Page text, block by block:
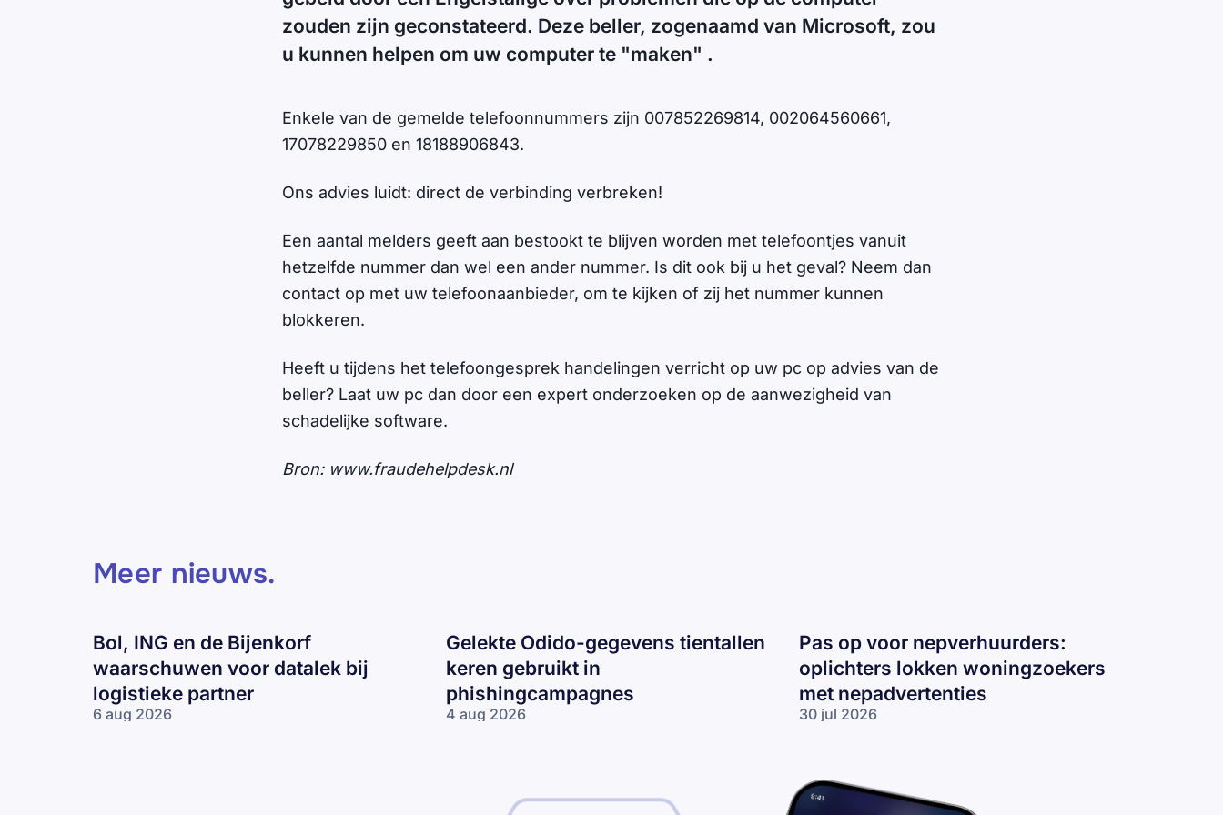
zouden zijn geconstateerd. Deze beller, zogenaamd van Microsoft, zou
u kunnen helpen om uw computer te "maken" .
Enkele van de gemelde telefoonnummers zijn 007852269814, 002064560661,
17078229850 en 18188906843.
Ons advies luidt: direct de verbinding verbreken!
Een aantal melders geeft aan bestookt te blijven worden met telefoontjes vanuit
hetzelfde nummer dan wel een ander nummer. Is dit ook bij u het geval? Neem dan
contact op met uw telefoonaanbieder, om te kijken of zij het nummer kunnen
blokkeren.
Heeft u tijdens het telefoongesprek handelingen verricht op uw pc op advies van de
beller? Laat uw pc dan door een expert onderzoeken op de aanwezigheid van
schadelijke software.
Bron: www.fraudehelpdesk.nl
Meer nieuws.
Bol, ING en de Bijenkorf
waarschuwen voor datalek bij
logistieke partner
6 aug 2026
Gelekte Odido-gegevens tientallen
keren gebruikt in
phishingcampagnes
4 aug 2026
Pas op voor nepverhuurders:
oplichters lokken woningzoekers
met nepadvertenties
30 jul 2026
lokken
woningzoekers